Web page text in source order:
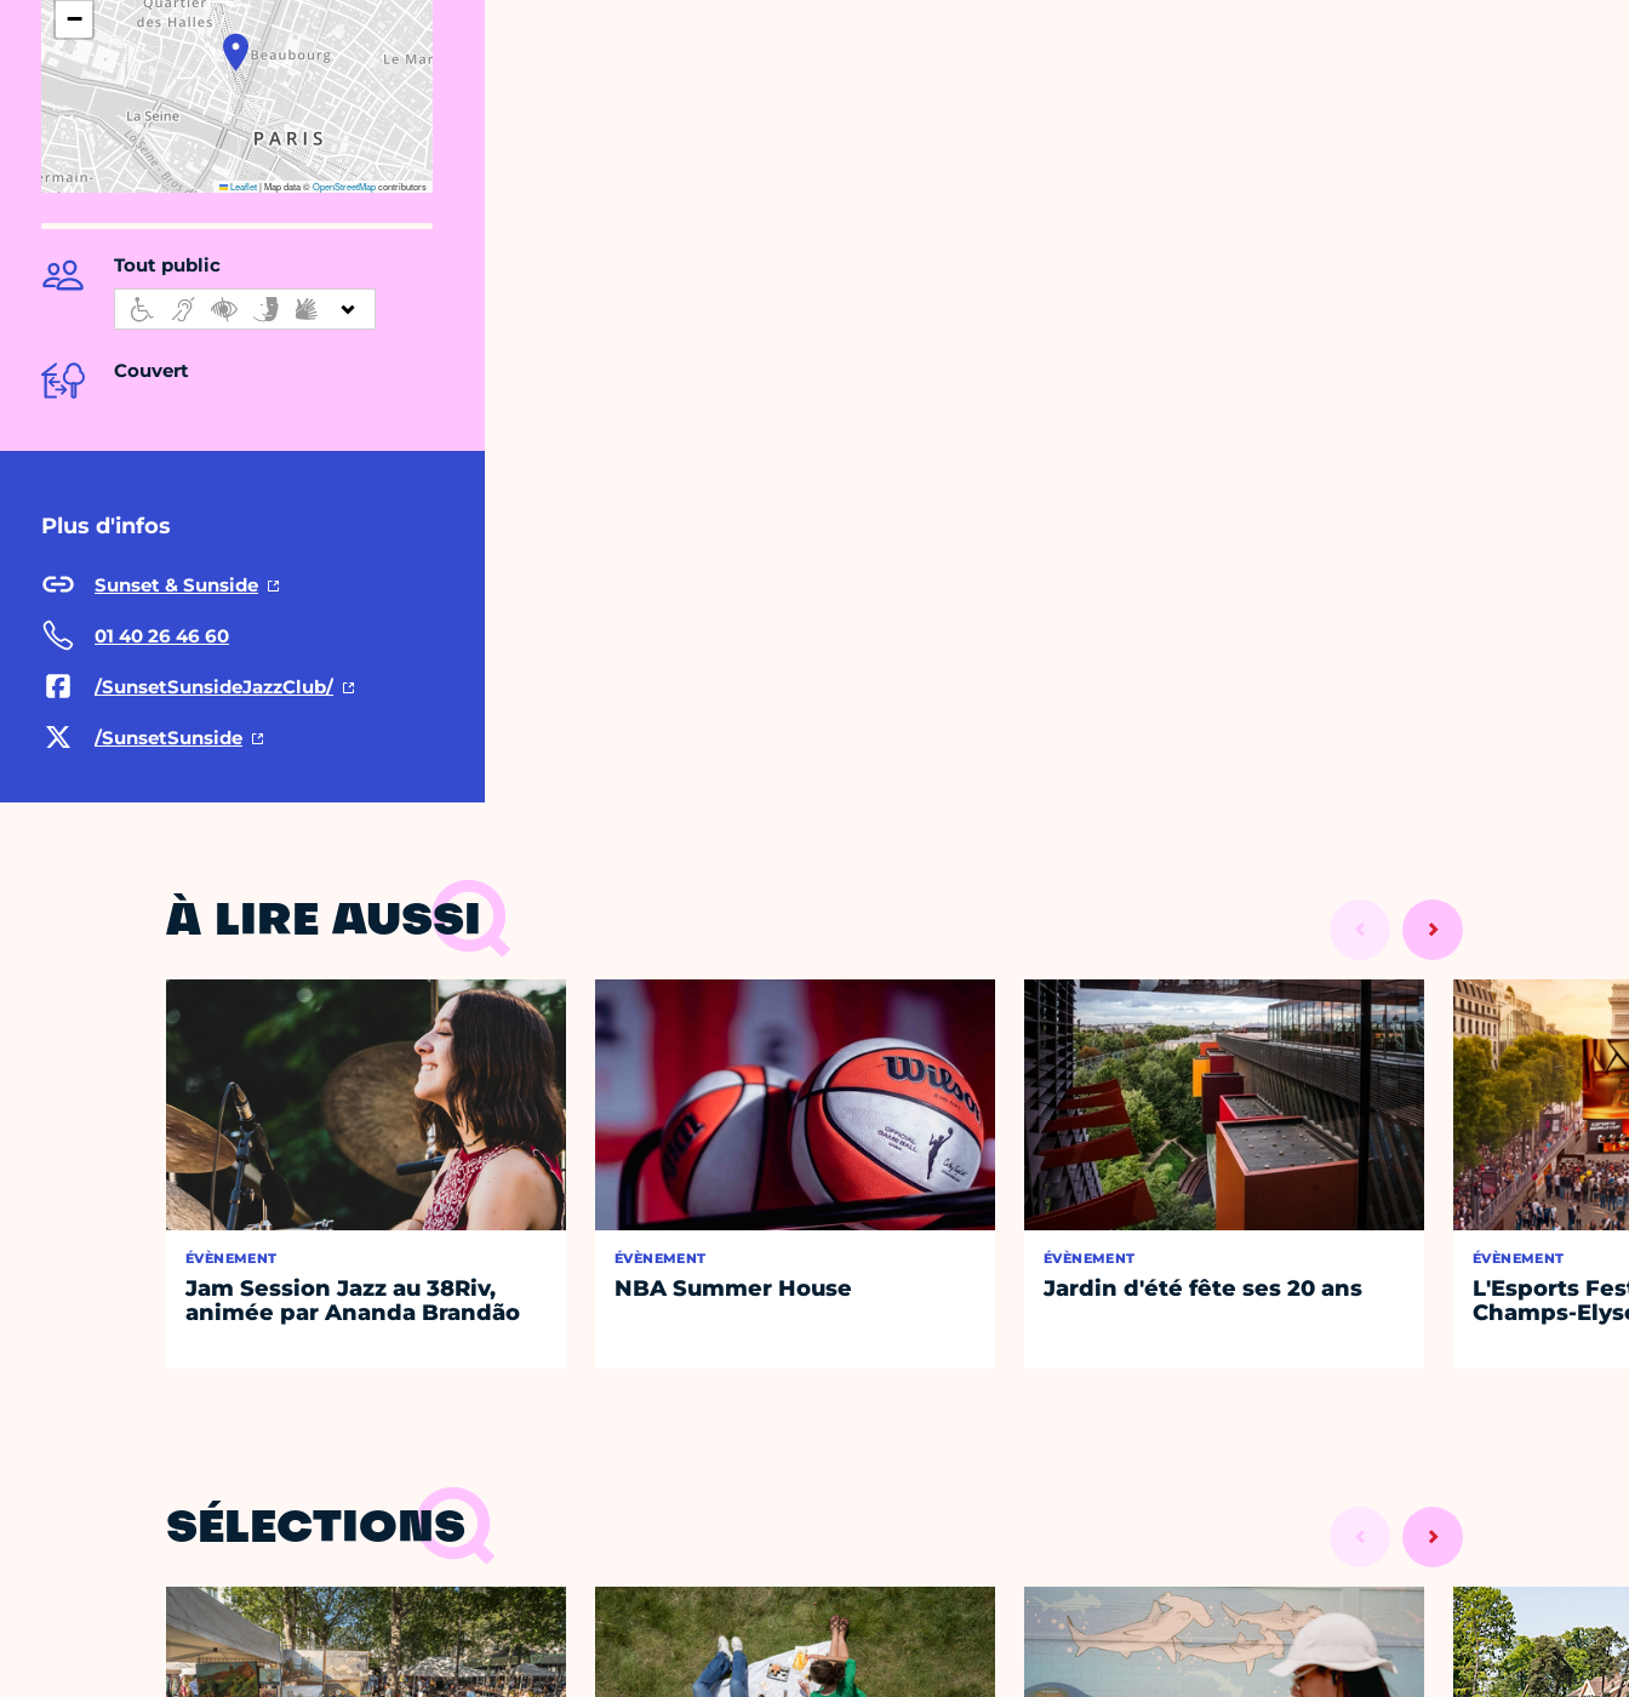
−
Leaflet|Map data ©OpenStreetMapcontributors
Tout public
Couvert
Plus d'infos
Sunset & Sunside
01 40 26 46 60
/SunsetSunsideJazzClub/
/SunsetSunside
À LIRE AUSSI
ÉVÈNEMENT
Jam Session Jazz au 38Riv,
animée par Ananda Brandão
ÉVÈNEMENT
NBA Summer House
ÉVÈNEMENT
Jardin d'été fête ses 20 ans
ÉVÈNEMENT
L'Esports
Champs-
SÉLECTIONS